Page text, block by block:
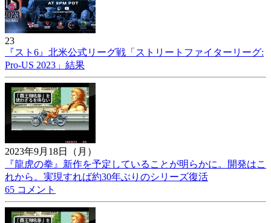
23
『スト6』北米公式リーグ戦「ストリートファイターリーグ:
Pro-US 2023」結果
2023年9月18日（月）
『龍虎の拳』新作を予定していることが明らかに。開発はこ
れから。実現すれば約30年ぶりのシリーズ復活
65 コメント